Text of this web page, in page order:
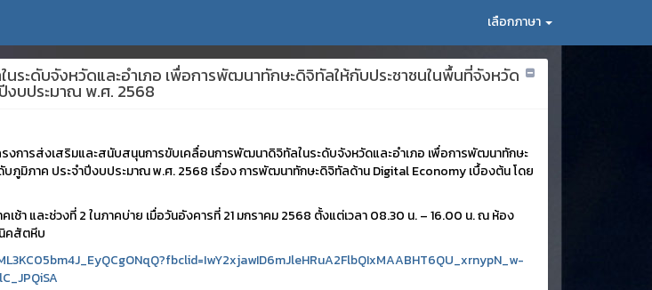
เลือกภาษา
ระดับจังหวัดและอำเภอ เพื่อการพัฒนาทักษะดิจิทัลให้กับประชาชนในพื้นที่จังหวัด
งบประมาณ พ.ศ. 2568
งการส่งเสริมและสนับสนุนการขับเคลื่อนการพัฒนาดิจิทัลในระดับจังหวัดและอำเภอ เพื่อการพัฒนาทักษะ
ภูมิภาค ประจำปีงบประมาณ พ.ศ. 2568 เรื่อง การพัฒนาทักษะดิจิทัลด้าน Digital Economy เบื้องต้น โดย
า และช่วงที่ 2 ในภาคบ่าย เมื่อวันอังคารที่ 21 มกราคม 2568 ตั้งแต่เวลา 08.30 น. – 16.00 น. ณ ห้อง
คสัตหีบ